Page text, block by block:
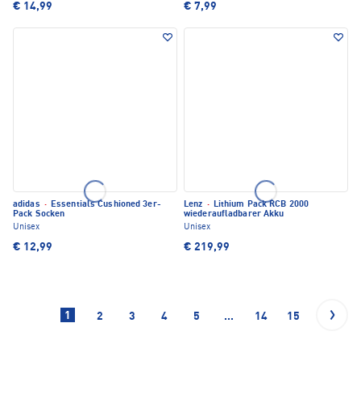
€ 14,99 € 7,99
adidas · Essentials Cushioned 3er-
Pack Socken
Unisex
€ 12,99
Lenz · Lithium Pack RCB 2000
wiederaufladbarer Akku
Unisex
€ 219,99
1 2 3 4 5 ... 14 15